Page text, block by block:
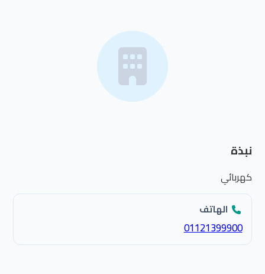
نبذة
كهربائي
الهاتف
01121399900